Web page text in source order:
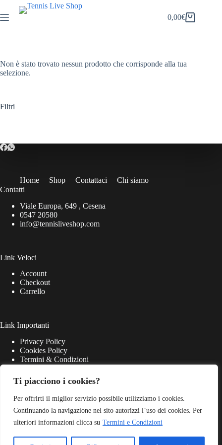
Ti piacciono i cookies?
Per offrirti il miglior servizio possibile utilizziamo i cookies.
Continuando la navigazione nel sito autorizzi l’uso dei cookies. Per
ulteriori informazioni clicca su Termini e Condizioni
al
contenuto
Carrello
0,00€
Non è stato trovato nessun prodotto che corrisponde alla tua
selezione.
Filtri
Home Shop Contattaci
Chi siamo
Contatti
Viale Europa, 649 , Cesena
0547 20580
info@tennisliveshop.com
Link Veloci
Account
Checkout
Carrello
Link Importanti
Privacy Policy
Cookies Policy
Termini & Condizioni